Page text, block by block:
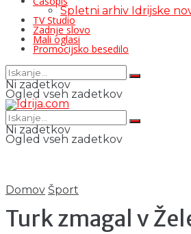
Spletni arhiv Idrijske
TV Studio
Zadnje slovo
Mali oglasi
Promocijsko besedilo
Ni zadetkov
Ogled vseh zadetkov
Ni zadetkov
Ogled vseh zadetkov
Domov Šport
Turk zmagal v